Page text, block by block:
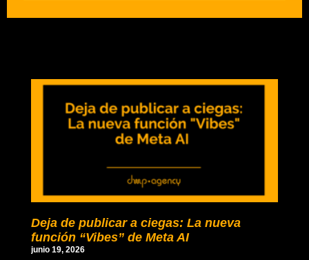
Deja de publicar a ciegas: La nueva
función “Vibes” de Meta AI
junio 19, 2026